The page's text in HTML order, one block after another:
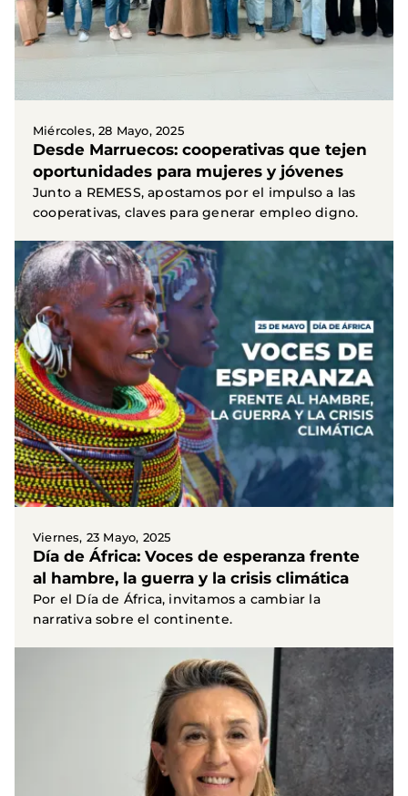
Miércoles, 28 Mayo, 2025
Desde Marruecos: cooperativas que tejen
oportunidades para mujeres y jóvenes
Junto a REMESS, apostamos por el impulso a las
cooperativas, claves para generar empleo digno.
Viernes, 23 Mayo, 2025
Día de África: Voces de esperanza frente
al hambre, la guerra y la crisis climática
Por el Día de África, invitamos a cambiar la
narrativa sobre el continente.